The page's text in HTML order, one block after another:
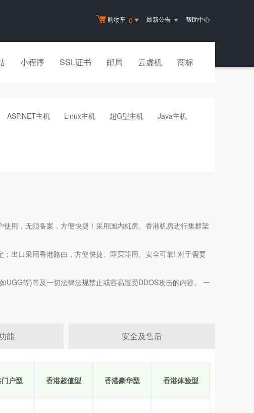
购物车 0 最新公告 帮助中心
小程序 SSL证书 邮局 云虚机 商标
ASP.NET主机 Linux主机 超G型主机
Java主机
用，无须备案，方便快捷！采用国内机房、香港机房进行集群架
出口采用香港路由，方便快捷、即买即用、安全可靠! 对于需要
等)等及一切法律法规禁止或容易遭受DDOS攻击的内容。 一
能 安全及售后
户型 香港超值型 香港豪华型 香港体验型